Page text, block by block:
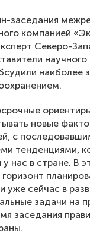
заседания
компанией
Северо-
наиболее
новые
с
тенденциями,
у нас в стране. В
уже сейчас в
задачи на
заседания